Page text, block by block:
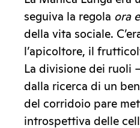
seguiva la regola ora
della vita sociale.
l’apicoltore, il
La divisione dei ruoli
dalla ricerca di un
del corridoio pare
introspettiva delle